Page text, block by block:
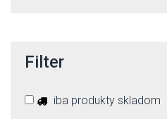
Filter
iba produkty skladom